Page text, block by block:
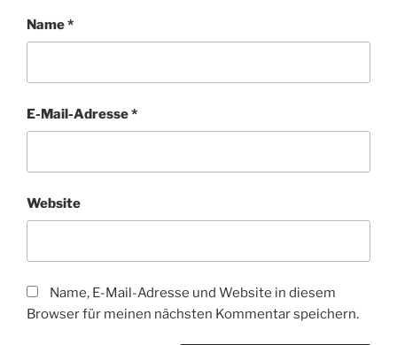
Name*
E-Mail-Adresse*
Website
Name, E-Mail-Adresse und Website in diesem
Browser für meinen nächsten Kommentar speichern.